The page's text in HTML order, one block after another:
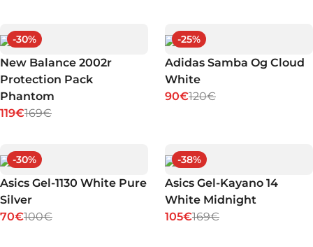
-30%
New Balance 2002r
Protection Pack
Phantom
119€169€
-25%
Adidas Samba Og Cloud
White
90€120€
-30%
Asics Gel-1130 White Pure
Silver
70€100€
-38%
Asics Gel-Kayano 14
White Midnight
105€169€